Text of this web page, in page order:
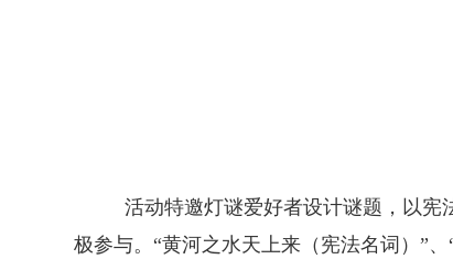
活动特邀灯谜爱好者设计谜题，以
极参与。“黄河之水天上来（宪法名词）”